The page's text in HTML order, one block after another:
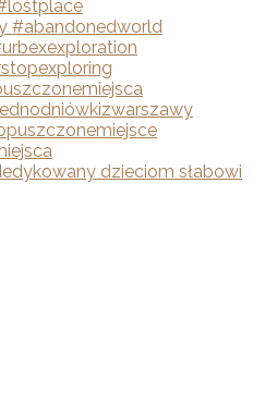
dzieciom słabowi